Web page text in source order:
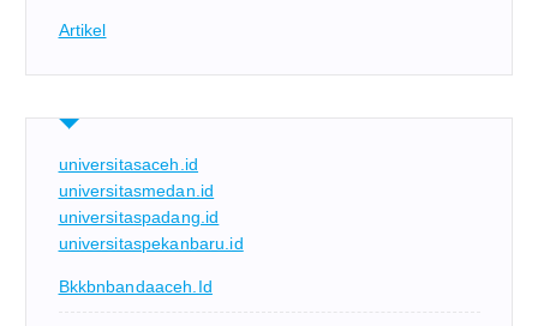
Artikel
universitasaceh.id
universitasmedan.id
universitaspadang.id
universitaspekanbaru.id
Bkkbnbandaaceh.id